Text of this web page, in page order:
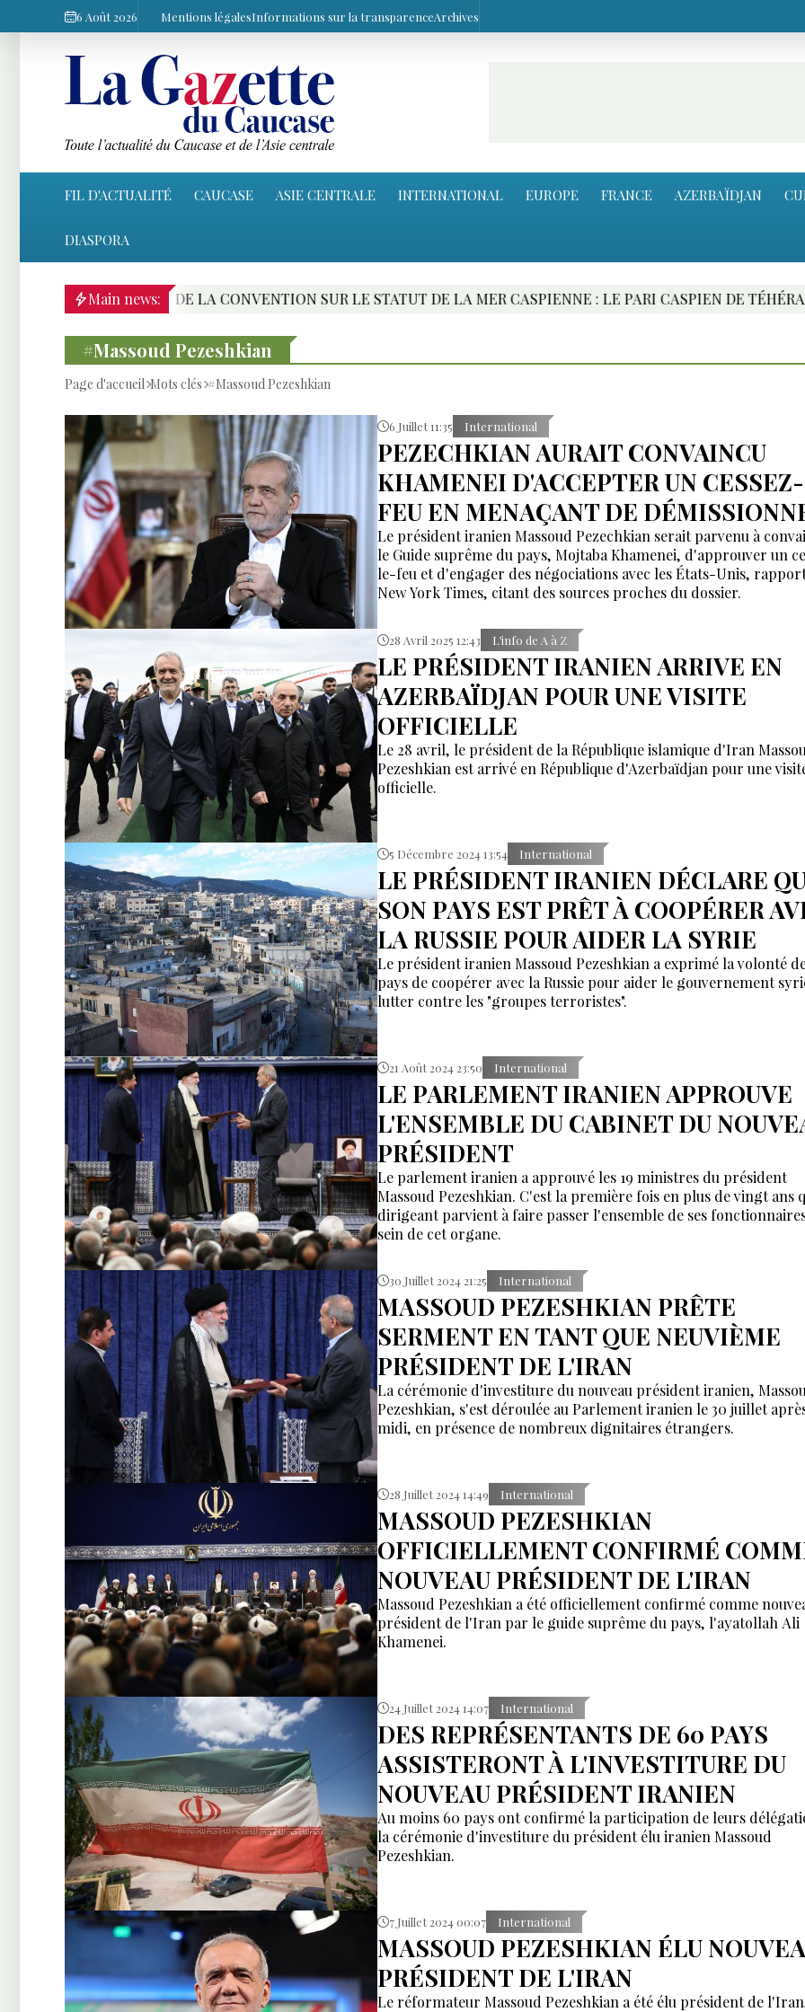
6 Août 2026 Mentions légalesInformations sur la transparenceArchives
FIL D'ACTUALITÉ CAUCASE ASIE CENTRALE INTERNATIONAL EUROPE FRANCE AZERBAÏDJAN
DIASPORA
Main news:
DE LA CONVENTION SUR LE STATUT DE LA MER CASPIENNE : LE PARI CASPIEN DE TÉHÉRAN
#Massoud Pezeshkian
Page d'accueil Mots clés #Massoud Pezeshkian
6 Juillet 11:35 International
PEZECHKIAN AURAIT CONVAINCU
KHAMENEI D'ACCEPTER UN
FEU EN MENAÇANT DE
Le président iranien Massoud Pezechkian serait parvenu à
le Guide suprême du pays, Mojtaba Khamenei, d'approuver un
le-feu et d'engager des négociations avec les États-Unis,
New York Times, citant des sources proches du dossier.
28 Avril 2025 12:43 L’info de A à Z
LE PRÉSIDENT IRANIEN ARRIVE EN
AZERBAÏDJAN POUR UNE VISITE
OFFICIELLE
Le 28 avril, le président de la République islamique d'Iran
Pezeshkian est arrivé en République d'Azerbaïdjan pour une
officielle.
5 Décembre 2024 13:54 International
LE PRÉSIDENT IRANIEN DÉCLARE
SON PAYS EST PRÊT À COOPÉRER
LA RUSSIE POUR AIDER LA SYRIE
Le président iranien Massoud Pezeshkian a exprimé la volonté
pays de coopérer avec la Russie pour aider le gouvernement
lutter contre les "groupes terroristes".
21 Août 2024 23:50 International
LE PARLEMENT IRANIEN APPROUVE
L'ENSEMBLE DU CABINET DU
PRÉSIDENT
Le parlement iranien a approuvé les 19 ministres du président
Massoud Pezeshkian. C'est la première fois en plus de vingt ans
dirigeant parvient à faire passer l'ensemble de ses
sein de cet organe.
30 Juillet 2024 21:25 International
MASSOUD PEZESHKIAN PRÊTE
SERMENT EN TANT QUE NEUVIÈME
PRÉSIDENT DE L'IRAN
La cérémonie d'investiture du nouveau président iranien,
Pezeshkian, s'est déroulée au Parlement iranien le 30 juillet
midi, en présence de nombreux dignitaires étrangers.
28 Juillet 2024 14:49 International
MASSOUD PEZESHKIAN
OFFICIELLEMENT CONFIRMÉ
NOUVEAU PRÉSIDENT DE L'IRAN
Massoud Pezeshkian a été officiellement confirmé comme
président de l'Iran par le guide suprême du pays, l'ayatollah Ali
Khamenei.
24 Juillet 2024 14:07 International
DES REPRÉSENTANTS DE 60 PAYS
ASSISTERONT À L'INVESTITURE DU
NOUVEAU PRÉSIDENT IRANIEN
Au moins 60 pays ont confirmé la participation de leurs
la cérémonie d'investiture du président élu iranien Massoud
Pezeshkian.
7 Juillet 2024 00:07 International
MASSOUD PEZESHKIAN ÉLU
PRÉSIDENT DE L'IRAN
Le réformateur Massoud Pezeshkian a été élu président de